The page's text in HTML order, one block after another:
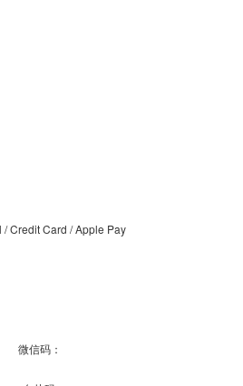
/ Credit Card / Apple Pay
微信码：